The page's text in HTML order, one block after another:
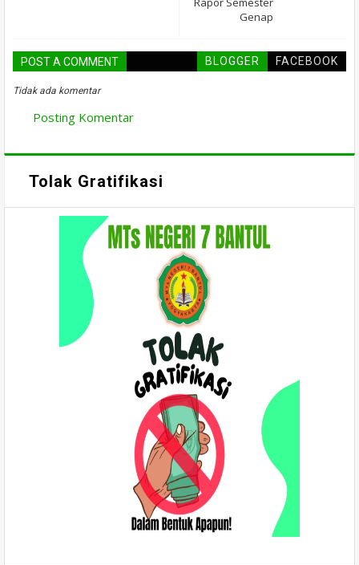
Genap
POST A COMMENT BLOGGER FACEBOOK
Tidak ada komentar
Posting Komentar
Tolak Gratifikasi